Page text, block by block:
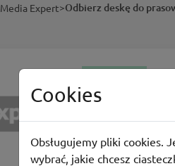
Media Expert>Odbierz deskę do
BLACK FRIDAY
Media
Odbierz deskę
114 osób użyło
Cookies
Obsługujemy pliki cookies.
wybrać, jakie chcesz